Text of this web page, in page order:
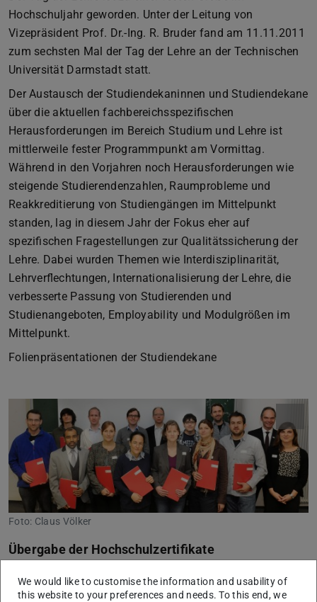
Hochschuljahr geworden. Unter der Leitung von
Vizepräsident Prof. Dr.-Ing. R. Bruder fand am 11.11.2011
zum sechsten Mal der Tag der Lehre an der Technischen
Universität Darmstadt statt.
Der Austausch der Studiendekaninnen und Studiendekane
über die aktuellen fachbereichsspezifischen
Herausforderungen im Bereich Studium und Lehre ist
mittlerweile fester Programmpunkt am Vormittag.
Während in den Vorjahren noch Herausforderungen wie
steigende Studierendenzahlen, Raumprobleme und
Reakkreditierung von Studiengängen im Mittelpunkt
standen, lag in diesem Jahr der Fokus eher auf
spezifischen Fragestellungen zur Qualitätssicherung der
Lehre. Dabei wurden Themen wie Interdisziplinarität,
Lehrverflechtungen, Internationalisierung der Lehre, die
verbesserte Passung von Studierenden und
Studienangeboten, Employability und Modulgrößen im
Mittelpunkt.
Folienpräsentationen der Studiendekane
Foto: Claus Völker
Übergabe der Hochschulzertifikate
feierlich an die AbsolventInnen übergeben werden.
We would like to customise the information and usability of
this website to your preferences and needs. To this end, we